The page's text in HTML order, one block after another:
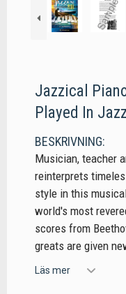
Jazzical
Played In
BESKRIVNING:
Musician, teacher
reinterprets
style in this
world's most
scores from
greats are given
Läs mer